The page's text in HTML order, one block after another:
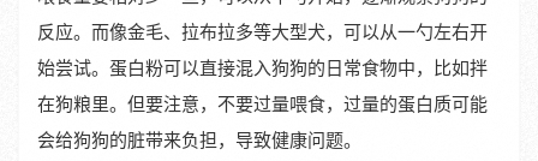
反应。而像金毛、拉布拉多等大型犬，可以从一勺左右开
始尝试。蛋白粉可以直接混入狗狗的日常食物中，比如拌
在狗粮里。但要注意，不要过量喂食，过量的蛋白质可能
会给狗狗的脏带来负担，导致健康问题。